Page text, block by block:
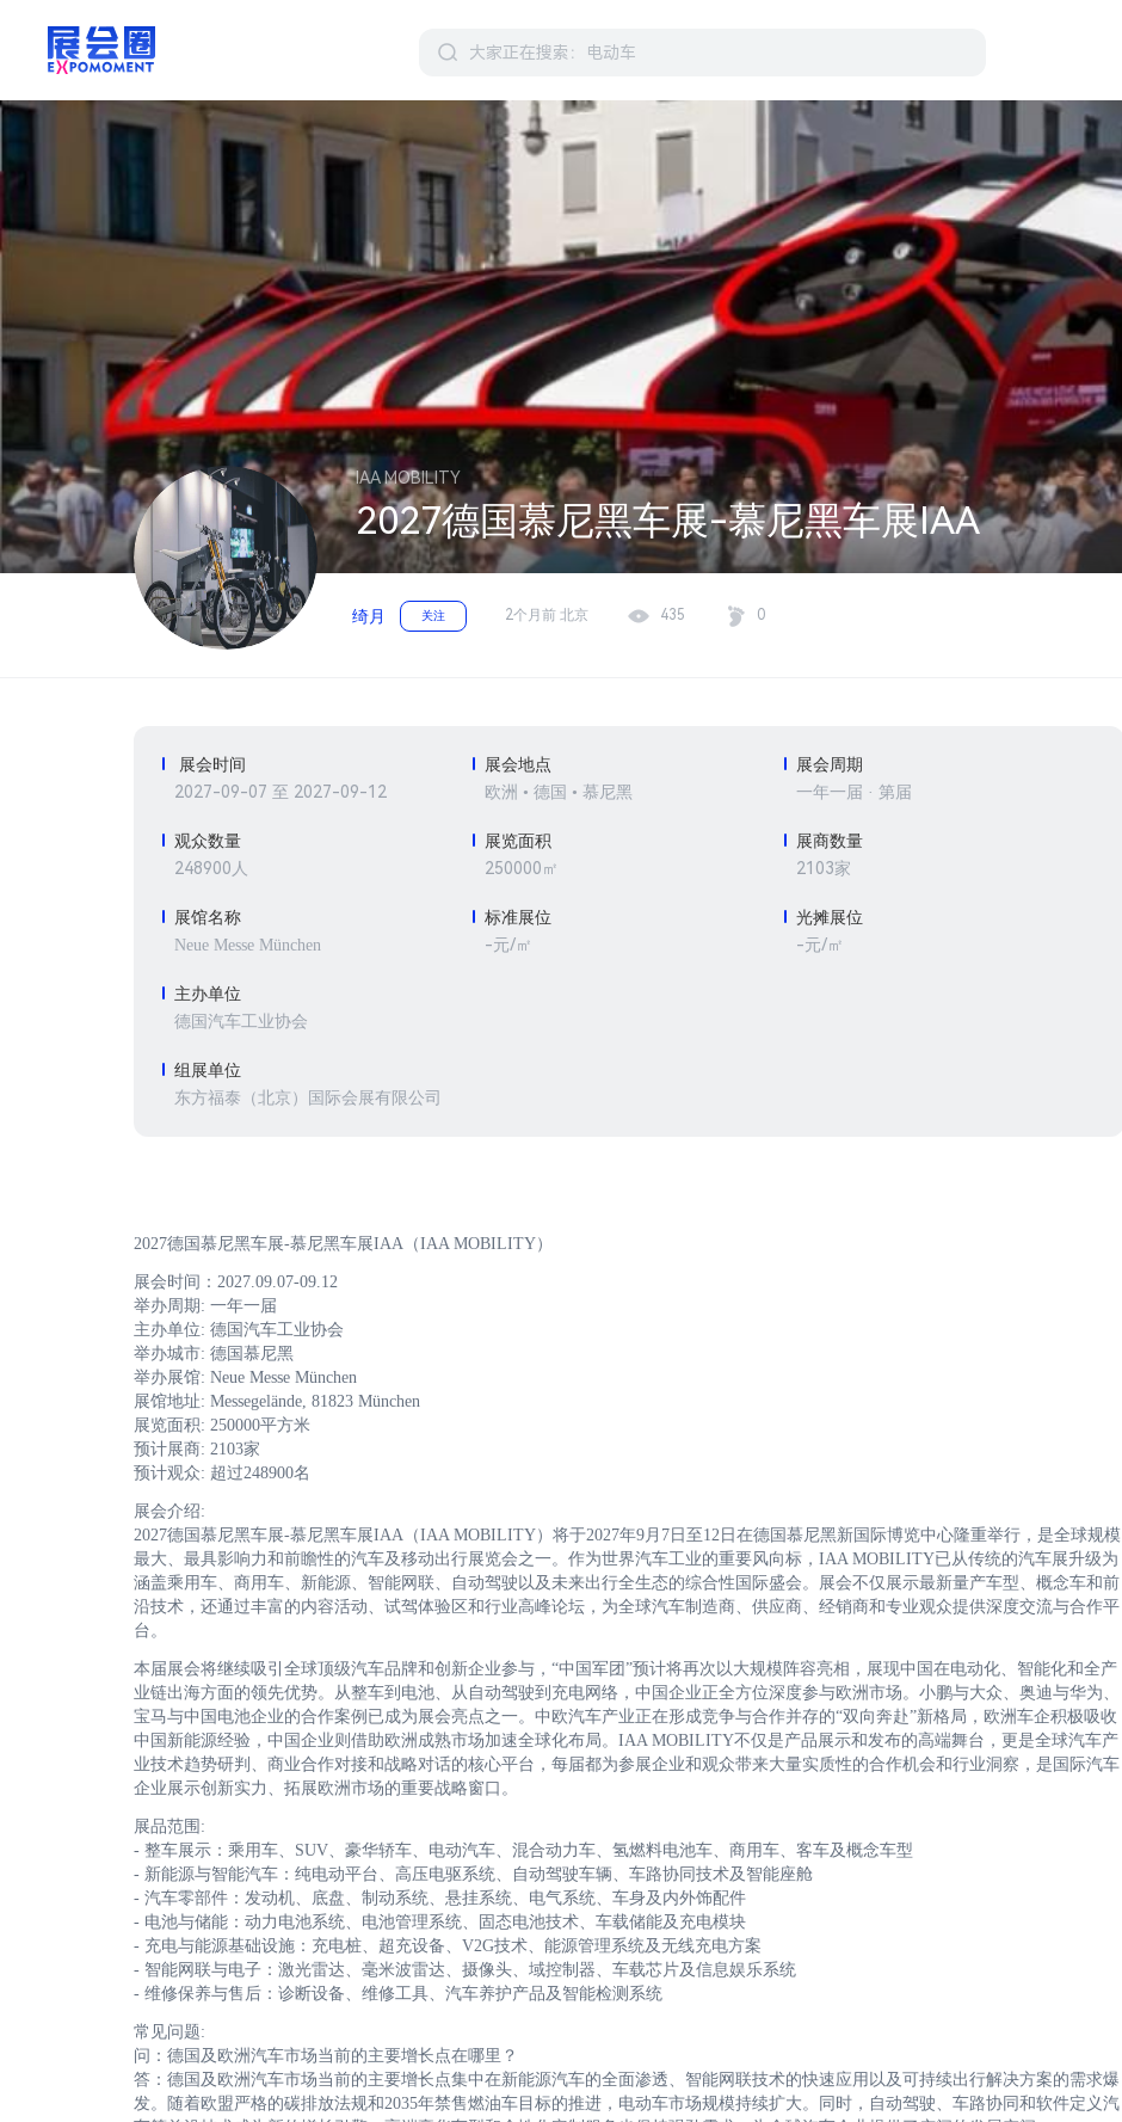
IAA MOBILITY
2027德国慕尼黑车展-慕尼黑车展IAA
绮月 关注 2个月前 北京 435 0
展会时间
2027-09-07 至 2027-09-12
展会地点
欧洲 • 德国 • 慕尼黑
展会周期
一年一届 · 第届
观众数量
248900人
展览面积
250000㎡
展商数量
2103家
展馆名称
Neue Messe München
标准展位
-元/㎡
光摊展位
-元/㎡
主办单位
德国汽车工业协会
组展单位
东方福泰（北京）国际会展有限公司
2027德国慕尼黑车展-慕尼黑车展IAA（IAA MOBILITY）
展会时间：2027.09.07-09.12
举办周期: 一年一届
主办单位: 德国汽车工业协会
举办城市: 德国慕尼黑
举办展馆: Neue Messe München
展馆地址: Messegelände, 81823 München
展览面积: 250000平方米
预计展商: 2103家
预计观众: 超过248900名
展会介绍:
2027德国慕尼黑车展-慕尼黑车展IAA（IAA MOBILITY）将于2027年9月7日至12日在德国慕尼黑新国际博览中心隆重举行，是全球规模
最大、最具影响力和前瞻性的汽车及移动出行展览会之一。作为世界汽车工业的重要风向标，IAA MOBILITY已从传统的汽车展升级为
涵盖乘用车、商用车、新能源、智能网联、自动驾驶以及未来出行全生态的综合性国际盛会。展会不仅展示最新量产车型、概念车和前
沿技术，还通过丰富的内容活动、试驾体验区和行业高峰论坛，为全球汽车制造商、供应商、经销商和专业观众提供深度交流与合作平
台。
本届展会将继续吸引全球顶级汽车品牌和创新企业参与，“中国军团”预计将再次以大规模阵容亮相，展现中国在电动化、智能化和全产
业链出海方面的领先优势。从整车到电池、从自动驾驶到充电网络，中国企业正全方位深度参与欧洲市场。小鹏与大众、奥迪与华为、
宝马与中国电池企业的合作案例已成为展会亮点之一。中欧汽车产业正在形成竞争与合作并存的“双向奔赴”新格局，欧洲车企积极吸收
中国新能源经验，中国企业则借助欧洲成熟市场加速全球化布局。IAA MOBILITY不仅是产品展示和发布的高端舞台，更是全球汽车产
业技术趋势研判、商业合作对接和战略对话的核心平台，每届都为参展企业和观众带来大量实质性的合作机会和行业洞察，是国际汽车
企业展示创新实力、拓展欧洲市场的重要战略窗口。
展品范围:
- 整车展示：乘用车、SUV、豪华轿车、电动汽车、混合动力车、氢燃料电池车、商用车、客车及概念车型
- 新能源与智能汽车：纯电动平台、高压电驱系统、自动驾驶车辆、车路协同技术及智能座舱
- 汽车零部件：发动机、底盘、制动系统、悬挂系统、电气系统、车身及内外饰配件
- 电池与储能：动力电池系统、电池管理系统、固态电池技术、车载储能及充电模块
- 充电与能源基础设施：充电桩、超充设备、V2G技术、能源管理系统及无线充电方案
- 智能网联与电子：激光雷达、毫米波雷达、摄像头、域控制器、车载芯片及信息娱乐系统
- 维修保养与售后：诊断设备、维修工具、汽车养护产品及智能检测系统
常见问题:
问：德国及欧洲汽车市场当前的主要增长点在哪里？
答：德国及欧洲汽车市场当前的主要增长点集中在新能源汽车的全面渗透、智能网联技术的快速应用以及可持续出行解决方案的需求爆
发。随着欧盟严格的碳排放法规和2035年禁售燃油车目标的推进，电动车市场规模持续扩大。同时，自动驾驶、车路协同和软件定义汽